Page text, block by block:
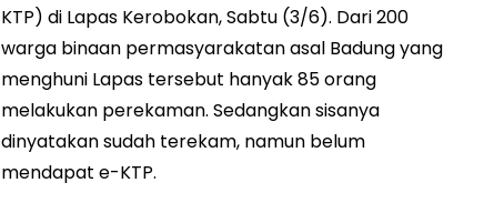
KTP) di Lapas Kerobokan, Sabtu (3/6). Dari 200
warga binaan permasyarakatan asal Badung yang
menghuni Lapas tersebut hanyak 85 orang
melakukan perekaman. Sedangkan sisanya
dinyatakan sudah terekam, namun belum
mendapat e-KTP.